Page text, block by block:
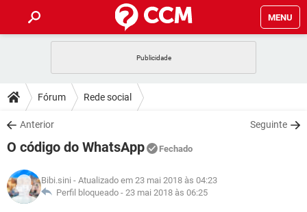
MENU
CELULAR
OUTLOOK
INSTAGRAM GMAIL
GUIA DE COMPRAS
DICAS
JOGOS
INSTAGRAM GMAIL
GUIA DE COMPRAS
DOWNLOADS
JOGOS WHATSAPP
CELULAR
OUTLOOK EXCEL
JOGOS WHATSAPP
CELULAR
GLOSSÁRIO
Fórum Rede social
Anterior Seguinte
O código do WhatsApp Fechado
Bibi.sini - Atualizado em 23 mai 2018 às 04:23
Perfil bloqueado - 23 mai 2018 às 06:25